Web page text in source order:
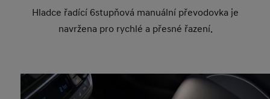
Hladce řadící 6stupňová manuální převodovka je
navržena pro rychlé a přesné řazení.